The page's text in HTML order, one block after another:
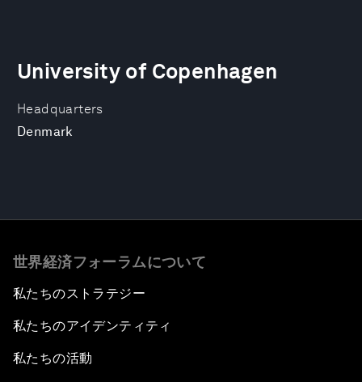
Headquarters
Denmark
University of Copenhagen
世界経済フォーラムについて
私たちのストラテジー
私たちのアイデンティティ
私たちの活動